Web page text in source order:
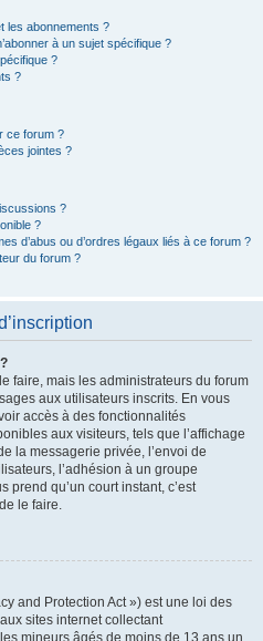
les abonnements ?
à un sujet spécifique ?
?
?
ce forum ?
jointes ?
?
?
d’abus ou d’ordres légaux liés à ce forum ?
du forum ?
faire, mais les administrateurs du forum
aux utilisateurs inscrits. En vous
accès à des fonctionnalités
aux visiteurs, tels que l’affichage
la messagerie privée, l’envoi de
l’adhésion à un groupe
prend qu’un court instant, c’est
le faire.
and Protection Act ») est une loi des
sites internet collectant
mineurs âgés de moins de 13 ans un